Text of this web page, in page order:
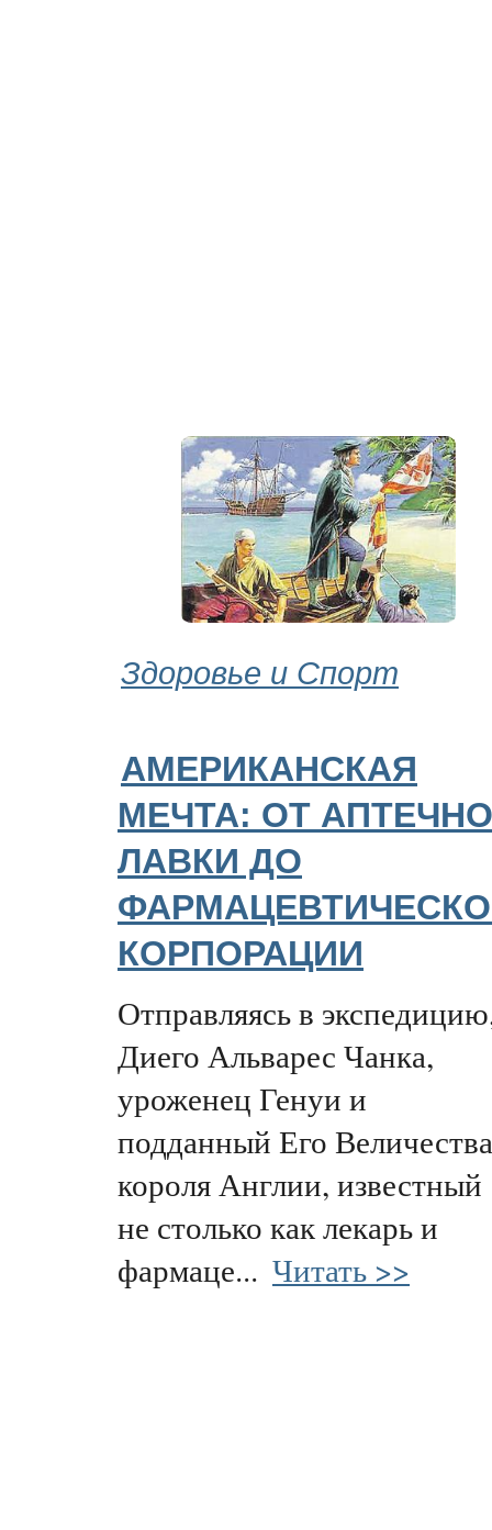
Здоровье и Спорт
АМЕРИКАНСКАЯ
МЕЧТА: ОТ
ЛАВКИ ДО
КОРПОРАЦИИ
Отправляясь в
Диего Альварес Чанка,
уроженец Генуи и
подданный Его Величества
короля Англии, известный
не столько как лекарь и
фармаце... Читать >>